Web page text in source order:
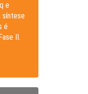
e
síntese
é
II.